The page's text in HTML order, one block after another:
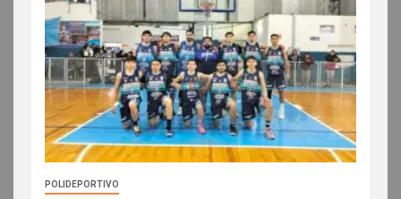
POLIDEPORTIVO